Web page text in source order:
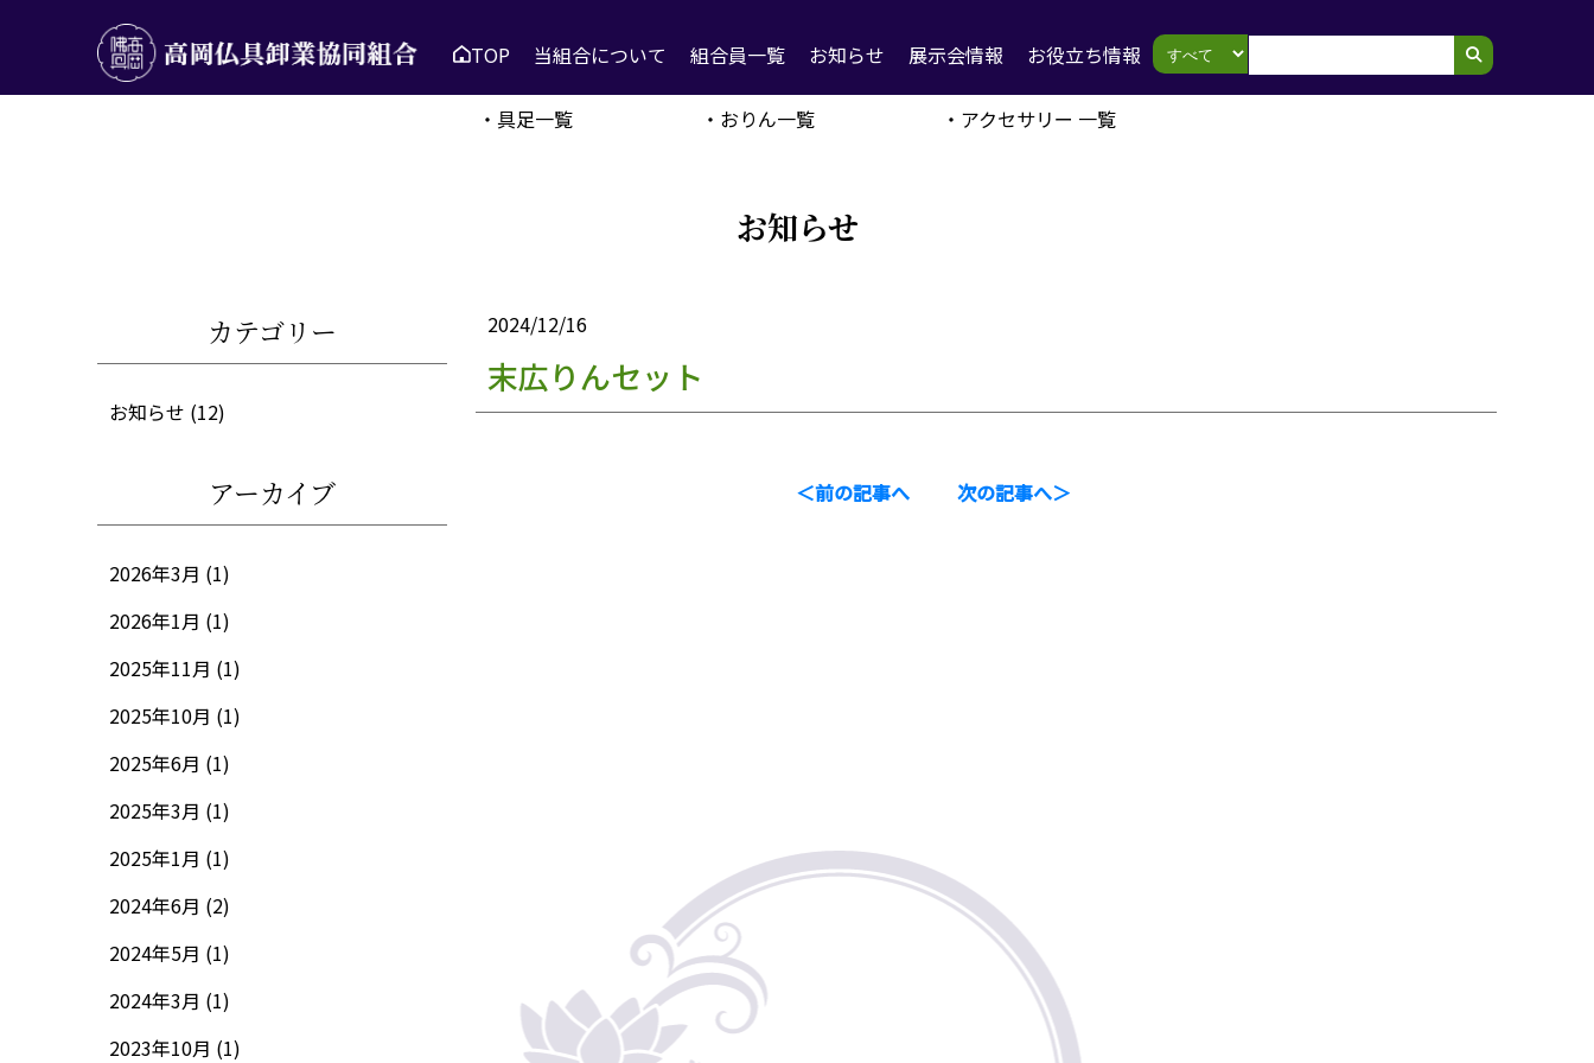
TOP 当組合について 組合員一覧 お知らせ 展示会情報 お役立ち情報
・具足一覧 ・おりん一覧 ・アクセサリー 一覧
お知らせ
カテゴリー
お知らせ (12)
アーカイブ
2026年3月 (1)
2026年1月 (1)
2025年11月 (1)
2025年10月 (1)
2025年6月 (1)
2025年3月 (1)
2025年1月 (1)
2024年6月 (2)
2024年5月 (1)
2024年3月 (1)
2023年10月 (1)
2024/12/16
末広りんセット
＜前の記事へ 次の記事へ＞